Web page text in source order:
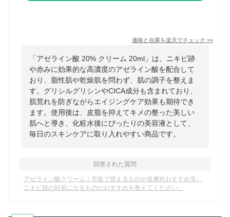
価格と在庫を楽天でチェック >>
「アゼライン酸 20% クリーム 20ml」は、ニキビ跡
や赤みに効果的な高濃度のアゼライン酸を配合して
おり、脂性肌や乾燥肌を問わず、肌の調子を整えま
す。グリシルグリシンやCICA成分も含まれており、
肌荒れを防ぎながらエイジングケア効果も期待でき
ます。使用後は、皮脂を抑えてキメの整った美しい
肌へと導き、化粧水後にぴったりの美容液として、
毎日のスキンケアに取り入れやすい商品です。
回答された質問
アゼライン酸クリーム｜市販で買えるものや皮膚科おすすめ等、
ニキビ跡の対策になるもののおすすめを教えてください。